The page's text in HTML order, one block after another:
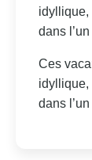
idyllique,
dans
Ces
idyllique,
dans